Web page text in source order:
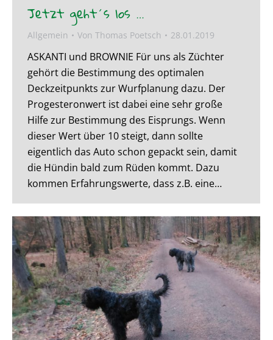
Jetzt geht´s los …
Allgemein Von Thomas Poetsch 28.01.2019
ASKANTI und BROWNIE Für uns als Züchter
gehört die Bestimmung des optimalen
Deckzeitpunkts zur Wurfplanung dazu. Der
Progesteronwert ist dabei eine sehr große
Hilfe zur Bestimmung des Eisprungs. Wenn
dieser Wert über 10 steigt, dann sollte
eigentlich das Auto schon gepackt sein, damit
die Hündin bald zum Rüden kommt. Dazu
kommen Erfahrungswerte, dass z.B. eine…